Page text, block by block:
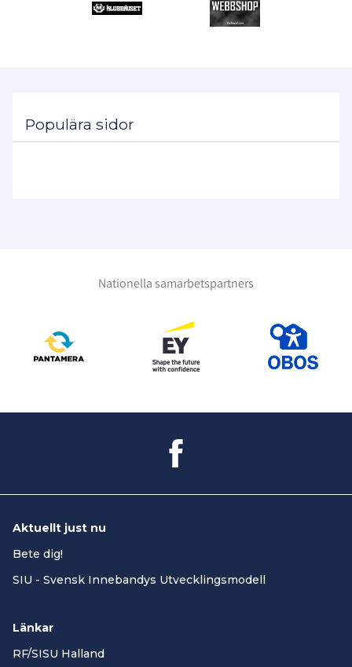
Populära sidor
Nationella samarbetspartners
Aktuellt just nu
Bete dig!
SIU - Svensk Innebandys Utvecklingsmodell
Länkar
RF/SISU Halland